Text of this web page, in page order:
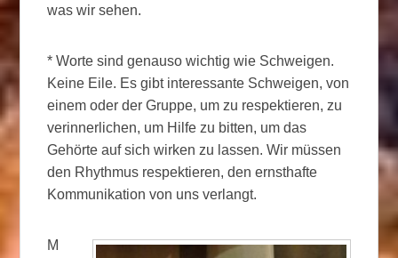
was wir sehen.
* Worte sind genauso wichtig wie Schweigen.
Keine Eile. Es gibt interessante Schweigen, von
einem oder der Gruppe, um zu respektieren, zu
verinnerlichen, um Hilfe zu bitten, um das
Gehörte auf sich wirken zu lassen. Wir müssen
den Rhythmus respektieren, den ernsthafte
Kommunikation von uns verlangt.
M